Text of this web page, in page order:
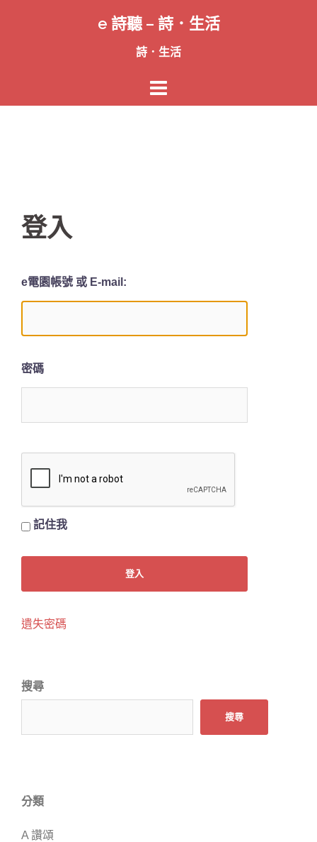
容
e 詩聽 – 詩．生活
詩．生活
登入
e電園帳號 或 E-mail:
密碼
記住我
遺失密碼
搜尋
搜尋
分類
A 讚頌